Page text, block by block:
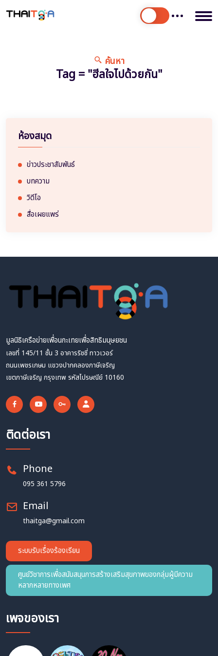
ค้นหา
Tag = "ฮีลใจไปด้วยกัน"
ห้องสมุด
ข่าวประชาสัมพันธ์
บทความ
วิดีโอ
สื่อเผยแพร่
มูลนิธิเครือข่ายเพื่อนกะเทยเพื่อสิทธิมนุษยชน
เลขที่ 145/11 ชั้น 3 อาคารริชชี่ ทาวเวอร์
ถนนเพชรเกษม แขวงปากคลองภาษีเจริญ
เขตภาษีเจริญ กรุงเทพ รหัสไปรษณีย์ 10160
ติดต่อเรา
Phone
095 361 5796
Email
thaitga@gmail.com
ระบบรับเรื่องร้องเรียน
ศูนย์วิชาการเพื่อสนับสนุนการสร้างเสริมสุขภาพของกลุ่มผู้มีความ
หลากหลายทางเพศ
เพจของเรา